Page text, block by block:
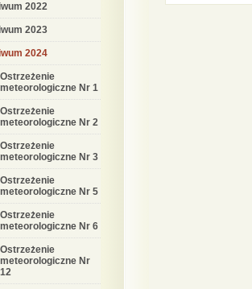
2022
2023
2024
Ostrzeżenie
meteorologiczne Nr 1
Ostrzeżenie
meteorologiczne Nr 2
Ostrzeżenie
meteorologiczne Nr 3
Ostrzeżenie
meteorologiczne Nr 5
Ostrzeżenie
meteorologiczne Nr 6
Ostrzeżenie
meteorologiczne Nr
12